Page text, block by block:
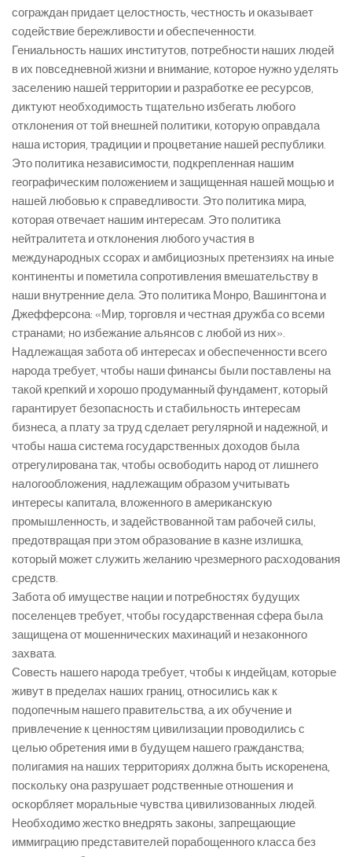
сограждан придает целостность, честность и оказывает
содействие бережливости и обеспеченности.
Гениальность наших институтов, потребности наших людей
в их повседневной жизни и внимание, которое нужно уделять
заселению нашей территории и разработке ее ресурсов,
диктуют необходимость тщательно избегать любого
отклонения от той внешней политики, которую оправдала
наша история, традиции и процветание нашей республики.
Это политика независимости, подкрепленная нашим
географическим положением и защищенная нашей мощью и
нашей любовью к справедливости. Это политика мира,
которая отвечает нашим интересам. Это политика
нейтралитета и отклонения любого участия в
международных ссорах и амбициозных претензиях на иные
континенты и пометила сопротивления вмешательству в
наши внутренние дела. Это политика Монро, Вашингтона и
Джефферсона: «Мир, торговля и честная дружба со всеми
странами; но избежание альянсов с любой из них».
Надлежащая забота об интересах и обеспеченности всего
народа требует, чтобы наши финансы были поставлены на
такой крепкий и хорошо продуманный фундамент, который
гарантирует безопасность и стабильность интересам
бизнеса, а плату за труд сделает регулярной и надежной, и
чтобы наша система государственных доходов была
отрегулирована так, чтобы освободить народ от лишнего
налогообложения, надлежащим образом учитывать
интересы капитала, вложенного в американскую
промышленность, и задействованной там рабочей силы,
предотвращая при этом образование в казне излишка,
который может служить желанию чрезмерного расходования
средств.
Забота об имуществе нации и потребностях будущих
поселенцев требует, чтобы государственная сфера была
защищена от мошеннических махинаций и незаконного
захвата.
Совесть нашего народа требует, чтобы к индейцам, которые
живут в пределах наших границ, относились как к
подопечным нашего правительства, а их обучение и
привлечение к ценностям цивилизации проводились с
целью обретения ими в будущем нашего гражданства;
полигамия на наших территориях должна быть искоренена,
поскольку она разрушает родственные отношения и
оскорбляет моральные чувства цивилизованных людей.
Необходимо жестко внедрять законы, запрещающие
иммиграцию представителей порабощенного класса без